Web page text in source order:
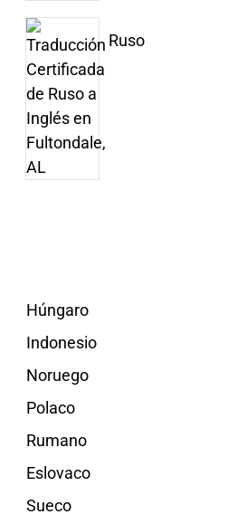
Ruso
Húngaro
Indonesio
Noruego
Polaco
Rumano
Eslovaco
Sueco